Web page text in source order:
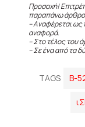
Προσοχή!
παραπάνω
– Αναφέρεται ως
αναφορά.
– Στο τέλος του
– Σε ένα από τα
TAGS B-